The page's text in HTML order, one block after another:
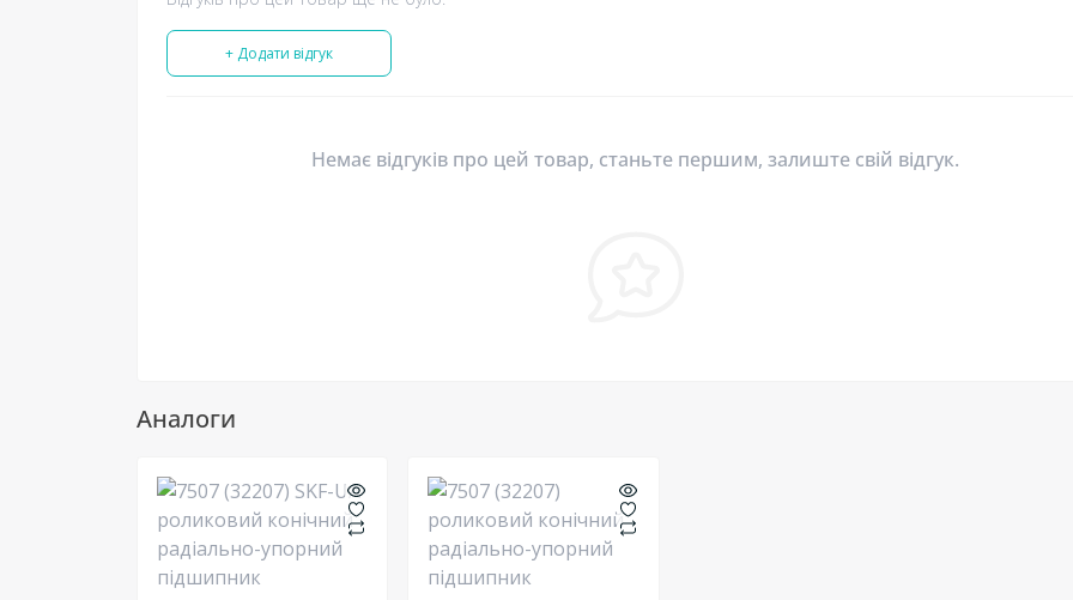
+ Додати відгук
Немає відгуків про цей товар, станьте першим, залиште свій відгук.
Аналоги